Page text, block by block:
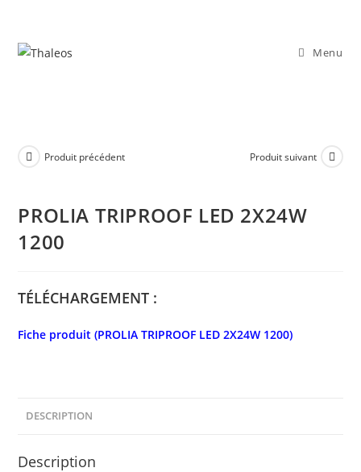
Menu
Produit précédent Produit suivant
PROLIA TRIPROOF LED 2X24W
1200
TÉLÉCHARGEMENT :
Fiche produit (PROLIA TRIPROOF LED 2X24W 1200)
DESCRIPTION
Description